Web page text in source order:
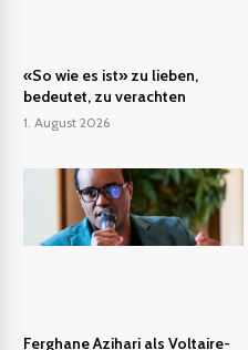
«So wie es ist» zu lieben,
bedeutet, zu verachten
1. August 2026
Ferghane Azihari als Voltaire-